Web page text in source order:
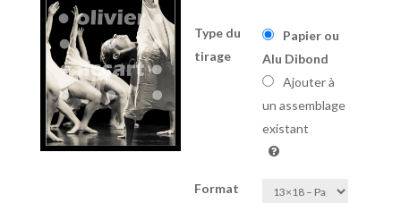
Type du
tirage
Papier ou
Alu Dibond
Ajouter à
un assemblage
existant
Format